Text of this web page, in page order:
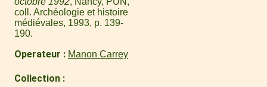
coll. Archéologie et histoire
médiévales, 1993, p. 139-
190.
Operateur Manon Carrey
Collection